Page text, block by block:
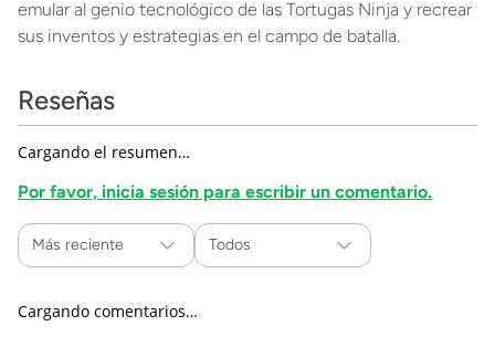
emular al genio tecnológico de las Tortugas Ninja y recrear
sus inventos y estrategias en el campo de batalla.
Reseñas
Cargando el resumen…
Por favor, inicia sesión para escribir un comentario.
Más reciente Todos
Cargando comentarios…